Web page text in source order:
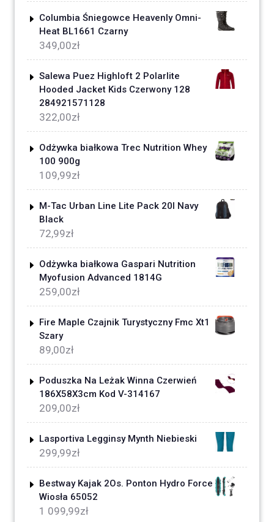
Columbia Śniegowce Heavenly Omni-
Heat BL1661 Czarny
349,00zł
Salewa Puez Highloft 2 Polarlite
Hooded Jacket Kids Czerwony 128
284921571128
322,00zł
Odżywka białkowa Trec Nutrition Whey
100 900g
109,99zł
M-Tac Urban Line Lite Pack 20l Navy
Black
72,99zł
Odżywka białkowa Gaspari Nutrition
Myofusion Advanced 1814G
259,00zł
Fire Maple Czajnik Turystyczny Fmc Xt1
Szary
89,00zł
Poduszka Na Leżak Winna Czerwień
186X58X3cm Kod V-314167
209,00zł
Lasportiva Legginsy Mynth Niebieski
299,99zł
Bestway Kajak 2Os. Ponton Hydro Force
Wiosła 65052
1 099,99zł